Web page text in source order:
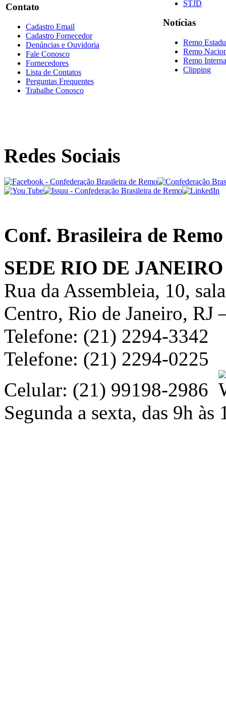
Contato
Cadastro Email
Cadastro Fornecedor
Denúncias e Ouvidoria
Fale Conosco
Fornecedores
Lista de Contatos
Perguntas Frequentes
Trabalhe Conosco
STJD
Notícias
Remo
Remo
Remo
Clipping
Redes Sociais
Conf. Brasileira de Remo
SEDE RIO DE JANEIRO
Rua da Assembleia, 10,
Centro, Rio de Janeiro, RJ
Telefone: (21) 2294-3342
Telefone: (21) 2294-0225
Celular: (21) 99198-2986
Segunda a sexta, das 9h às